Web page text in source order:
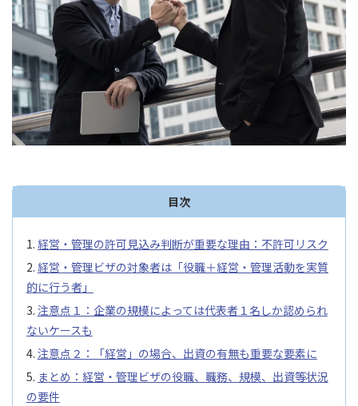
目次
経営・管理の許可見込み判断が重要な理由：不許可リスク
経営・管理ビザの対象者は「役職＋経営・管理活動を実質
的に行う者」
注意点１：企業の規模によっては代表者１名しか認められ
ないケースも
注意点２：「経営」の場合、出資の有無も重要な要素に
まとめ：経営・管理ビザの役職、職務、規模、出資等状況
の要件